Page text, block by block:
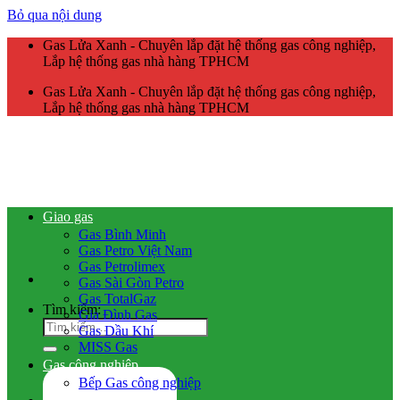
Bỏ qua nội dung
Gas Lửa Xanh - Chuyên lắp đặt hệ thống gas công nghiệp,
Lắp hệ thống gas nhà hàng TPHCM
Gas Lửa Xanh - Chuyên lắp đặt hệ thống gas công nghiệp,
Lắp hệ thống gas nhà hàng TPHCM
Tìm kiếm:
Giao gas
Gas Bình Minh
Gas Petro Việt Nam
Gas Petrolimex
Gas Sài Gòn Petro
Gas TotalGaz
Gia Đình Gas
Gas Dầu Khí
MISS Gas
Gas công nghiệp
Bếp Gas công nghiệp